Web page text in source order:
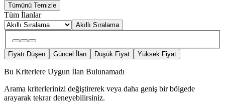
Tümünü Temizle
Tüm İlanlar
Akıllı Sıralama
Fiyatı Düşen Güncel İlan Düşük Fiyat Yüksek Fiyat
Bu Kriterlere Uygun İlan Bulunamadı
Arama kriterlerinizi değiştirerek veya daha geniş bir bölgede
arayarak tekrar deneyebilirsiniz.